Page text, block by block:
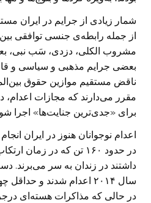
شمار زیادی از جرایم در ایران
از جمله رابطه‌ی جنسی توافقی بین
مشروب الکلی، دزدی، سَب نبی،
بعضی جرایم مذهبی و سیاسی و
ناقض مستقیم موازین حقوق
مقرر می‌دارند که مجازات
برای «جدی‌ترین جنایت‌ها» اجرا
اعدام نوجوانان هنوز در ایران
در حالی که مذاکرات هسته‌ای